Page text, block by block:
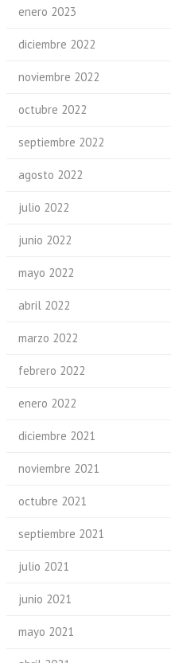
enero 2023
diciembre 2022
noviembre 2022
octubre 2022
septiembre 2022
agosto 2022
julio 2022
junio 2022
mayo 2022
abril 2022
marzo 2022
febrero 2022
enero 2022
diciembre 2021
noviembre 2021
octubre 2021
septiembre 2021
julio 2021
junio 2021
mayo 2021